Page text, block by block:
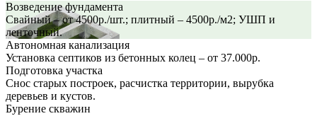
Возведение фундамента
Свайный – от 4500р./шт.; плитный – 4500р./м2; УШП и
ленточный.
Автономная канализация
Установка септиков из бетонных колец – от 37.000р.
Подготовка участка
Снос старых построек, расчистка территории, вырубка
деревьев и кустов.
Бурение скважин